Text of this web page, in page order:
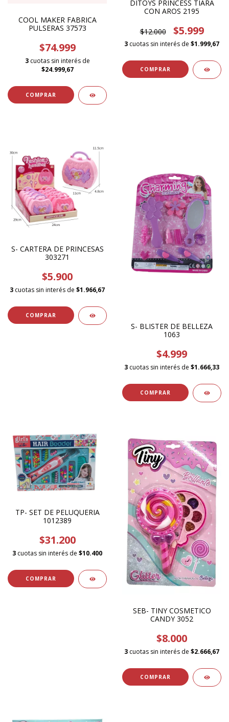
COOL MAKER FABRICA
PULSERAS 37573
$74.999
3 cuotas sin interés de
$24.999,67
DITOYS PRINCESS TIARA
CON AROS 2195
$12.000 $5.999
3 cuotas sin interés de $1.999,67
S- CARTERA DE PRINCESAS
303271
$5.900
3 cuotas sin interés de $1.966,67
S- BLISTER DE BELLEZA
1063
$4.999
3 cuotas sin interés de $1.666,33
TP- SET DE PELUQUERIA
1012389
$31.200
3 cuotas sin interés de $10.400
SEB- TINY COSMETICO
CANDY 3052
$8.000
3 cuotas sin interés de $2.666,67